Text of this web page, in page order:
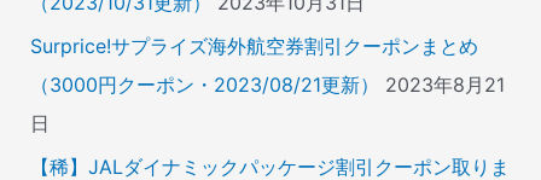
Surprice!サプライズ海外航空券割引クーポンまとめ
（3000円クーポン・2023/08/21更新）
2023年8月21
日
【稀】JALダイナミックパッケージ割引クーポン取りま